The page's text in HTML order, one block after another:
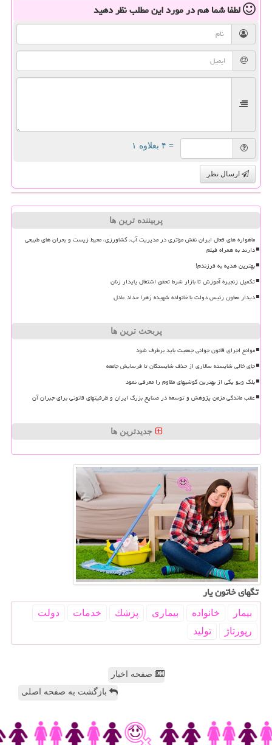
لطفا شما همدر مورد این مطلبنظر دهید
= ۴ بعلاوه ۱
ارسال نظر
پربیننده ترین ها
ماهواره های فعال ایران نقش مؤثری در مدیریت آب، کشاورزی، محیط زیست و بحران های طبیعی
دارند به همراه فیلم
بهترین هدیه به فرزندم!
تکمیل زنجیره آموزش تا بازار شرط تحقق اشتغال پایدار زنان
دیدار معاون رئیس دولت با خانواده شهیده زهرا حداد عادل
پربحث ترین ها
موانع اجرای قانون جوانی جمعیت باید برطرف شود
جای خالی شایسته سالاری از حذف شایستگان تا فرسایش جامعه
بلک ویو یکی از بهترین گوشیهای مقاوم را معرفی نمود
عقب ماندگی مزمن پژوهش و توسعه در صنایع بزرگ ایران و ظرفیتهای قانونی برای جبران آن
جدیدترین ها
تگهای خاتون یار
بیمار خانواده بیماری پزشك خدمات
دولت
رپورتاژ
تولید
صفحه اخبار
بازگشت به صفحه اصلی